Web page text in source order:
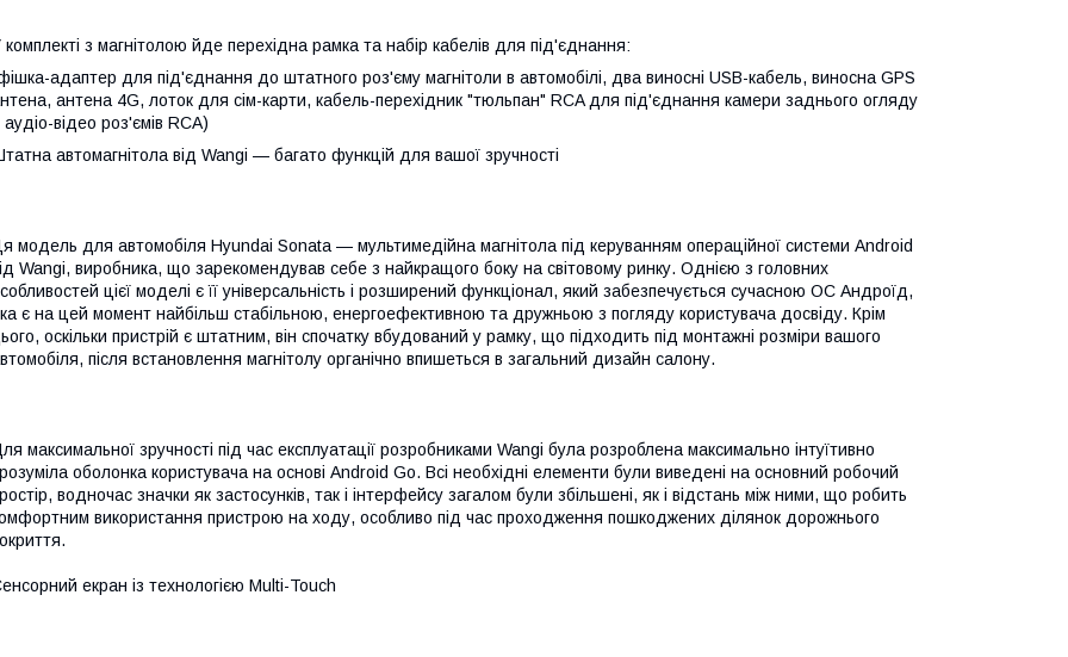
комплекті з магнітолою йде перехідна рамка та набір кабелів для під'єднання:
адаптер для під'єднання до штатного роз'єму магнітоли в автомобілі, два виносні USB-кабель, виносна GPS
антена 4G, лоток для сім-карти, кабель-перехідник "тюльпан" RCA для під'єднання камери заднього огляду
аудіо-відео роз'ємів RCA)
автомагнітола від Wangi — багато функцій для вашої зручності
модель для автомобіля Hyundai Sonata — мультимедійна магнітола під керуванням операційної системи Android
Wangi, виробника, що зарекомендував себе з найкращого боку на світовому ринку. Однією з головних
цієї моделі є її універсальність і розширений функціонал, який забезпечується сучасною ОС Андроїд,
є на цей момент найбільш стабільною, енергоефективною та дружньою з погляду користувача досвіду. Крім
оскільки пристрій є штатним, він спочатку вбудований у рамку, що підходить під монтажні розміри вашого
після встановлення магнітолу органічно впишеться в загальний дизайн салону.
максимальної зручності під час експлуатації розробниками Wangi була розроблена максимально інтуїтивно
оболонка користувача на основі Android Go. Всі необхідні елементи були виведені на основний робочий
водночас значки як застосунків, так і інтерфейсу загалом були збільшені, як і відстань між ними, що робить
використання пристрою на ходу, особливо під час проходження пошкоджених ділянок дорожнього
екран із технологією Multi-Touch